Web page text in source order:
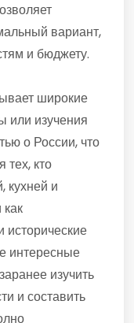
вариант,
и бюджету.
широкие
или изучения
о России, что
тех, кто
кухней и
исторические
интересные
изучить
и составить